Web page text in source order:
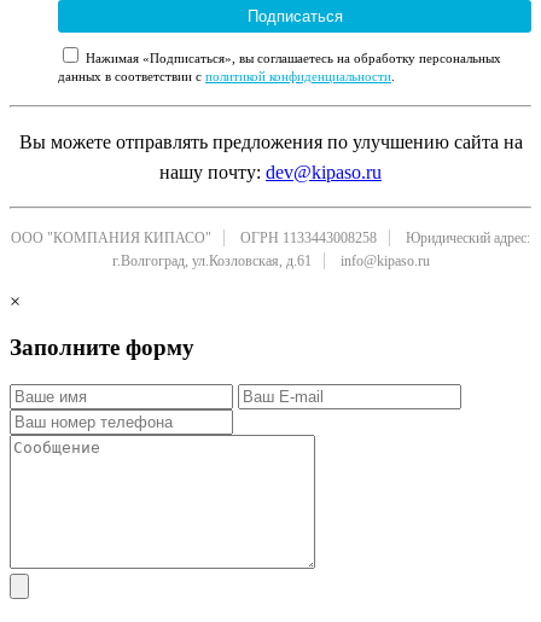
Подписаться
Нажимая «Подписаться», вы соглашаетесь на обработку персональных
данных в соответствии с политикой конфиденциальности
Вы можете отправлять предложения по улучшению сайта на
нашу почту: dev@kipaso.ru
ООО "КОМПАНИЯ КИПАСО" ОГРН 1133443008258
Юридический адрес:
г.Волгоград, ул.Козловская, д.61
info@kipaso.ru
×
Заполните форму